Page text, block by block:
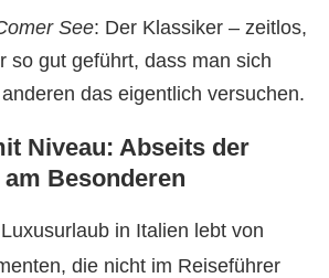
See: Der Klassiker – zeitlos,
so gut geführt, dass man sich
das eigentlich versuchen.
Niveau: Abseits der
Besonderen
in Italien lebt von
die nicht im Reiseführer